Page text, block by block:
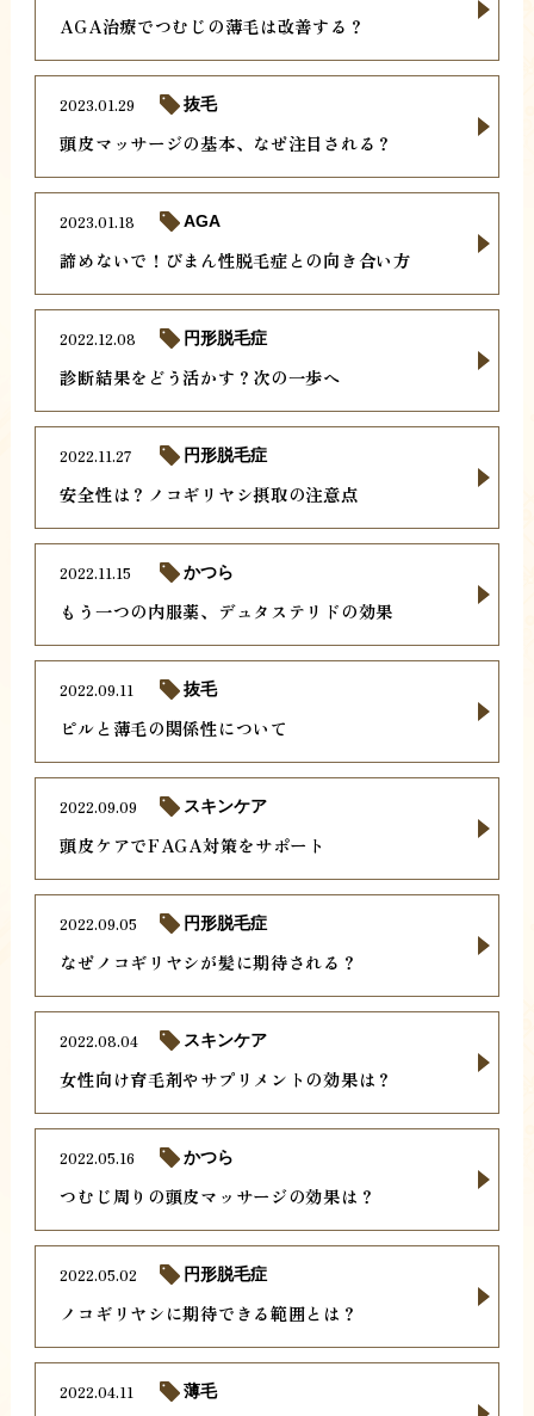
AGA治療でつむじの薄毛は改善する？
頭皮マッサージの基本、なぜ注目される？
2023.01.29 抜毛
諦めないで！びまん性脱毛症との向き合い方
2023.01.18 AGA
診断結果をどう活かす？次の一歩へ
2022.12.08 円形脱毛症
安全性は？ノコギリヤシ摂取の注意点
2022.11.27 円形脱毛症
もう一つの内服薬、デュタステリドの効果
2022.11.15 かつら
ピルと薄毛の関係性について
2022.09.11 抜毛
頭皮ケアでFAGA対策をサポート
2022.09.09 スキンケア
なぜノコギリヤシが髪に期待される？
2022.09.05 円形脱毛症
女性向け育毛剤やサプリメントの効果は？
2022.08.04 スキンケア
つむじ周りの頭皮マッサージの効果は？
2022.05.16 かつら
ノコギリヤシに期待できる範囲とは？
2022.05.02 円形脱毛症
2022.04.11 薄毛